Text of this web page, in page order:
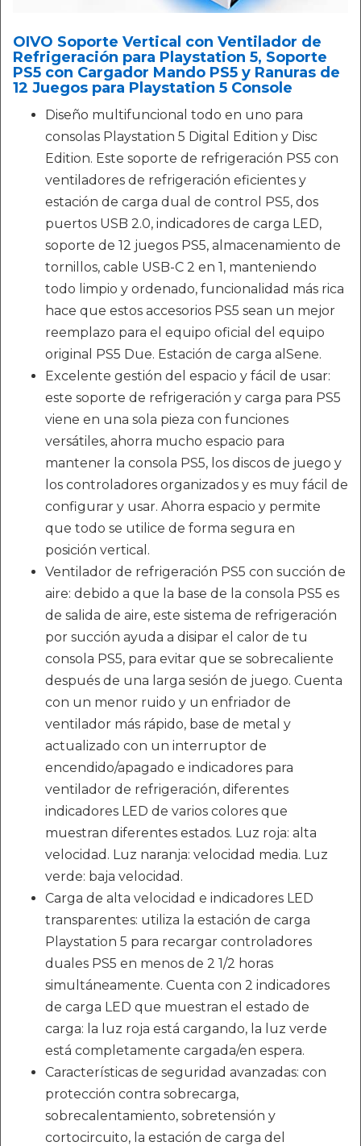
OIVO Soporte Vertical con Ventilador de
Refrigeración para Playstation 5, Soporte
PS5 con Cargador Mando PS5 y Ranuras de
12 Juegos para Playstation 5 Console
Diseño multifuncional todo en uno para
consolas Playstation 5 Digital Edition y Disc
Edition. Este soporte de refrigeración PS5 con
ventiladores de refrigeración eficientes y
estación de carga dual de control PS5, dos
puertos USB 2.0, indicadores de carga LED,
soporte de 12 juegos PS5, almacenamiento de
tornillos, cable USB-C 2 en 1, manteniendo
todo limpio y ordenado, funcionalidad más rica
hace que estos accesorios PS5 sean un mejor
reemplazo para el equipo oficial del equipo
original PS5 Due. Estación de carga alSene.
Excelente gestión del espacio y fácil de usar:
este soporte de refrigeración y carga para PS5
viene en una sola pieza con funciones
versátiles, ahorra mucho espacio para
mantener la consola PS5, los discos de juego y
los controladores organizados y es muy fácil de
configurar y usar. Ahorra espacio y permite
que todo se utilice de forma segura en
posición vertical.
Ventilador de refrigeración PS5 con succión de
aire: debido a que la base de la consola PS5 es
de salida de aire, este sistema de refrigeración
por succión ayuda a disipar el calor de tu
consola PS5, para evitar que se sobrecaliente
después de una larga sesión de juego. Cuenta
con un menor ruido y un enfriador de
ventilador más rápido, base de metal y
actualizado con un interruptor de
encendido/apagado e indicadores para
ventilador de refrigeración, diferentes
indicadores LED de varios colores que
muestran diferentes estados. Luz roja: alta
velocidad. Luz naranja: velocidad media. Luz
verde: baja velocidad.
Carga de alta velocidad e indicadores LED
transparentes: utiliza la estación de carga
Playstation 5 para recargar controladores
duales PS5 en menos de 2 1/2 horas
simultáneamente. Cuenta con 2 indicadores
de carga LED que muestran el estado de
carga: la luz roja está cargando, la luz verde
está completamente cargada/en espera.
Características de seguridad avanzadas: con
protección contra sobrecarga,
sobrecalentamiento, sobretensión y
cortocircuito, la estación de carga del